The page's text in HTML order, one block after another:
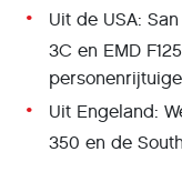
Uit de USA:
3C en EMD
Uit Engeland:
350 en de